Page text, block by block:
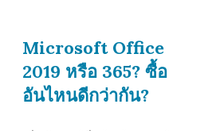
Microsoft Office
2019 หรือ 365? ซื้อ
อันไหนดีกว่ากัน?